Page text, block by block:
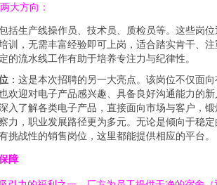
大方向：
包括生产线操作员、技术员、质检员等。这些岗位
训，无需丰富经验即可上岗，适合踏实肯干、注
的流水线工作有助于培养专注力与纪律性。
：这是本次招聘的另一大亮点。该岗位不仅面
欢迎对电子产品感兴趣、具备良好沟通能力的新
入了解各类电子产品，直接面向市场与客户，锻
力，职业发展路径更为多元。无论是倾向于稳定
挑战性的销售岗位，这里都能提供相应的平台。
障